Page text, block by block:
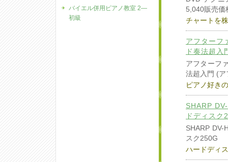
5,040販売価
チャートを
アフターフ
ド奏法超
アフターフ
法超入門 (ア
ピアノ好き
SHARP
ドディス
SHARP
スク250G
ハードディ
バイエル併用ピアノ教室 2―
初級